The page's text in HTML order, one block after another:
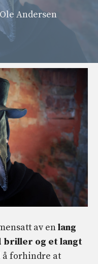
Andersen
av enlang
briller og et langt
å forhindre at